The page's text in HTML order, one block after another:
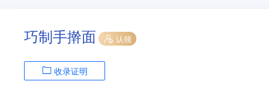
巧制手擀面 认领
收录证明